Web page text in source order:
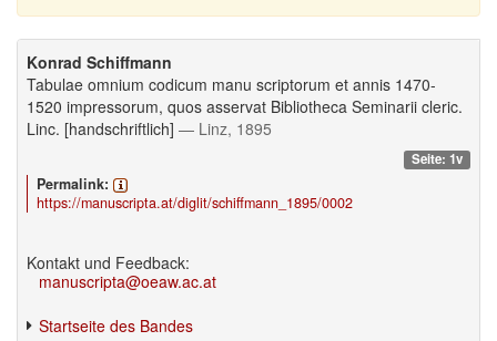
Konrad Schiffmann
Tabulae omnium codicum manu scriptorum et annis 1470-
1520 impressorum, quos asservat Bibliotheca Seminarii cleric.
Linc. [handschriftlich] — Linz, 1895
Seite: 1v
Permalink:
https://manuscripta.at/diglit/schiffmann_1895/0002
Kontakt und Feedback:
manuscripta@oeaw.ac.at
Startseite des Bandes